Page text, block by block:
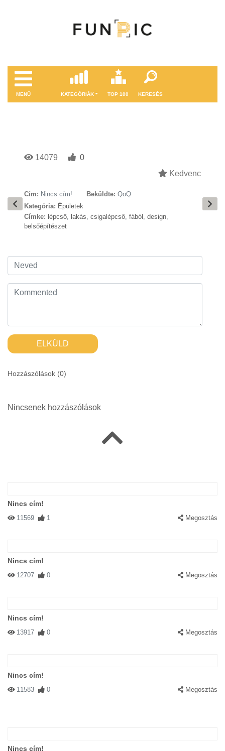
MENÜ KATEGÓRIÁK TOP 100 KERESÉS
14079
0
Kedvenc
Cím: Nincs cím! Beküldte: QoQ
Kategória: Épületek
Címke: lépcső, lakás, csigalépcső, fából , design,
belsőépítészet
ELKÜLD
Hozzászólások (0)
Nincsenek hozzászólások
Nincs cím!
11569 1 Megosztás
Nincs cím!
12707 0 Megosztás
Nincs cím!
13917 0 Megosztás
Nincs cím!
11583 0 Megosztás
Nincs cím!